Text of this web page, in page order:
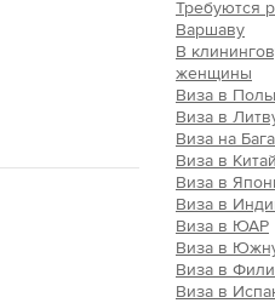
Требуются
Варшаву
В
женщины
Виза в
Виза в
Виза на
Виза в Китай
Виза в
Виза в
Виза в ЮАР
Виза в
Виза в
Виза в